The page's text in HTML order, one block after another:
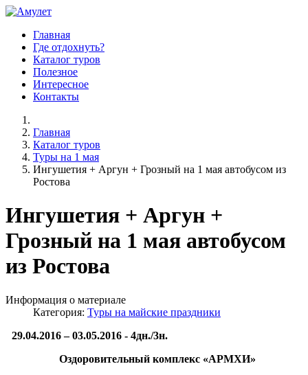
Главная
Где отдохнуть?
Каталог туров
Полезное
Интересное
Контакты
Главная
Каталог туров
Туры на 1 мая
Ингушетия + Аргун + Грозный на 1 мая автобусом из
Ростова
Ингушетия + Аргун +
Грозный на 1 мая автобусом
из Ростова
Информация о материале
Категория: Туры на майские праздники
29.04.2016 – 03.05.2016 -4дн./3н.
Оздоровительный комплекс «АРМХИ»